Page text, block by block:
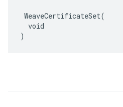
WeaveCertificateSet(
  void
)